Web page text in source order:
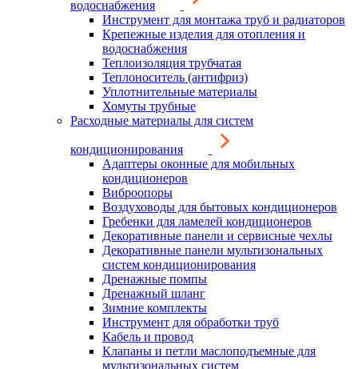
водоснабжения
Инструмент для монтажа труб и радиаторов
Крепежные изделия для отопления и
водоснабжения
Теплоизоляция трубчатая
Теплоноситель (антифриз)
Уплотнительные материалы
Хомуты трубные
Расходные материалы для систем
кондиционирования
Адаптеры оконные для мобильных
кондиционеров
Виброопоры
Воздуховоды для бытовых кондиционеров
Гребенки для ламелей кондиционеров
Декоративные панели и сервисные чехлы
Декоративные панели мультизональных
систем кондиционирования
Дренажные помпы
Дренажный шланг
Зимние комплекты
Инструмент для обработки труб
Кабель и провод
Клапаны и петли маслоподъемные для
мультизональных систем